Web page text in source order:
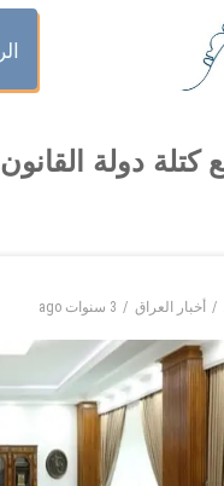
دولة
أخبار العراق 3 سنوات ago